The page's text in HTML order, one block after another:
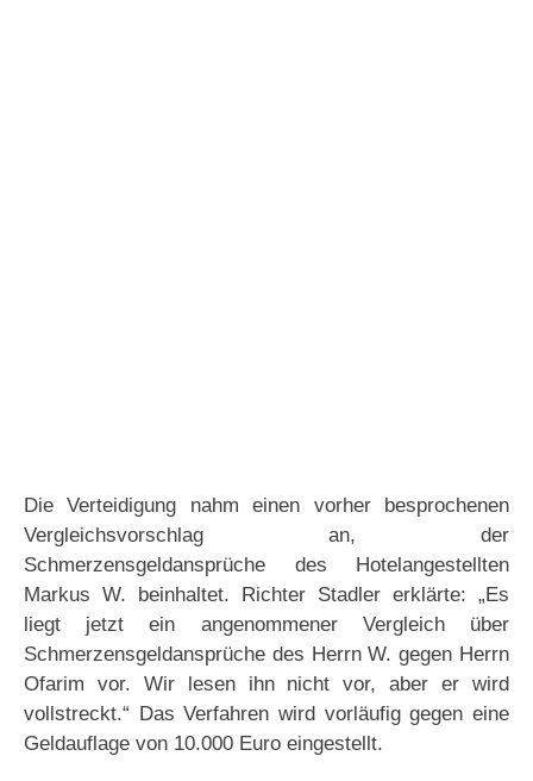
Die Verteidigung nahm einen vorher besprochenen
Vergleichsvorschlag an, der
Schmerzensgeldansprüche des Hotelangestellten
Markus W. beinhaltet. Richter Stadler erklärte: „Es
liegt jetzt ein angenommener Vergleich über
Schmerzensgeldansprüche des Herrn W. gegen Herrn
Ofarim vor. Wir lesen ihn nicht vor, aber er wird
vollstreckt.“ Das Verfahren wird vorläufig gegen eine
Geldauflage von 10.000 Euro eingestellt.